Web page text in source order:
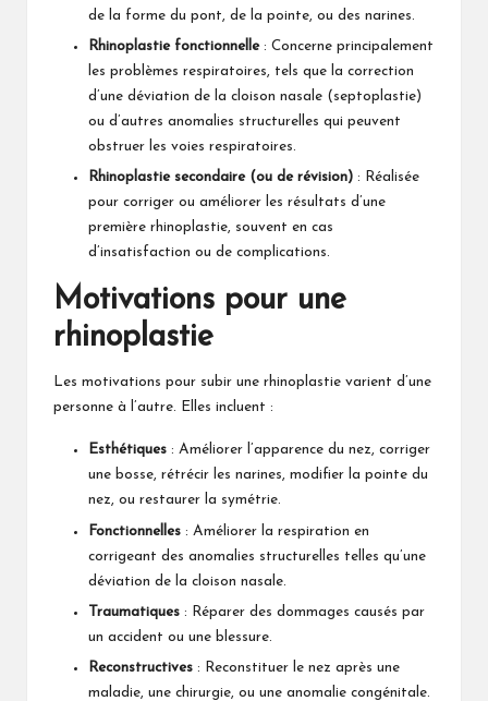
de la forme du pont, de la pointe, ou des narines.
Rhinoplastie fonctionnelle: Concerne principalement
les problèmes respiratoires, tels que la correction
d’une déviation de la cloison nasale (septoplastie)
ou d’autres anomalies structurelles qui peuvent
obstruer les voies respiratoires.
Rhinoplastie secondaire (ou de révision) : Réalisée
pour corriger ou améliorer les résultats d’une
première rhinoplastie, souvent en cas
d’insatisfaction ou de complications.
Motivations pour une
rhinoplastie
Les motivations pour subir une rhinoplastie varient d’une
personne à l’autre. Elles incluent :
Esthétiques : Améliorer l’apparence du nez, corriger
une bosse, rétrécir les narines, modifier la pointe du
nez, ou restaurer la symétrie.
Fonctionnelles : Améliorer la respiration en
corrigeant des anomalies structurelles telles qu’une
déviation de la cloison nasale.
Traumatiques : Réparer des dommages causés par
un accident ou une blessure.
Reconstructives : Reconstituer le nez après une
maladie, une chirurgie, ou une anomalie congénitale.